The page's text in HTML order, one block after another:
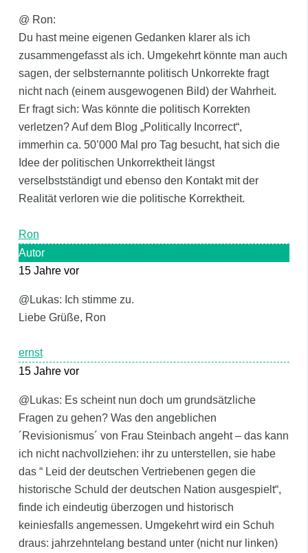
@ Ron:
Du hast meine eigenen Gedanken klarer als ich
zusammengefasst als ich. Umgekehrt könnte man auch
sagen, der selbsternannte politisch Unkorrekte fragt
nicht nach (einem ausgewogenen Bild) der Wahrheit.
Er fragt sich: Was könnte die politisch Korrekten
verletzen? Auf dem Blog „Politically Incorrect“,
immerhin ca. 50’000 Mal pro Tag besucht, hat sich die
Idee der politischen Unkorrektheit längst
verselbstständigt und ebenso den Kontakt mit der
Realität verloren wie die politische Korrektheit.
Ron
Autor
15 Jahre vor
@Lukas: Ich stimme zu.
Liebe Grüße, Ron
ernst
15 Jahre vor
@Lukas: Es scheint nun doch um grundsätzliche
Fragen zu gehen? Was den angeblichen
´Revisionismus´ von Frau Steinbach angeht – das kann
ich nicht nachvollziehen: ihr zu unterstellen, sie habe
das “ Leid der deutschen Vertriebenen gegen die
historische Schuld der deutschen Nation ausgespielt“,
finde ich eindeutig überzogen und historisch
keiniesfalls angemessen. Umgekehrt wird ein Schuh
draus: jahrzehntelang bestand unter (nicht nur linken)